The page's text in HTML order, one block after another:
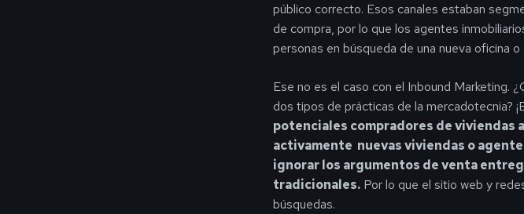
público correcto. Esos canales estaban
de compra, por lo que los agentes
personas en búsqueda de una nueva oficina
Ese no es el caso con el Inbound Marketing.
dos tipos de prácticas de la mercadotecnia?
potenciales compradores de viviendas
activamente nuevas viviendas o
ignorar los argumentos de venta
tradicionales. Por lo que el sitio web y
búsquedas.